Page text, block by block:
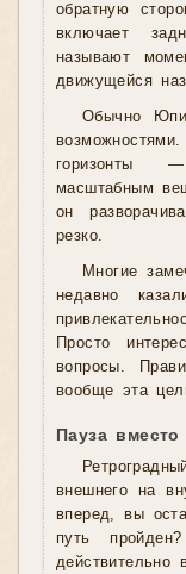
обратную
включает
называют
движущейся
Обычно
горизонты
масштабным
он
резко.
Многие
недавно
Просто
вопросы.
вообще эта
Пауза
внешнего на
вперед, вы
путь
действительно